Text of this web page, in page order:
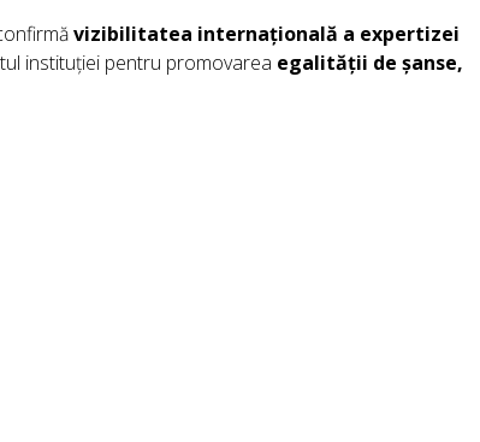
vizibilitatea internațională a expertizei
instituției pentru promovarea egalității de șanse,